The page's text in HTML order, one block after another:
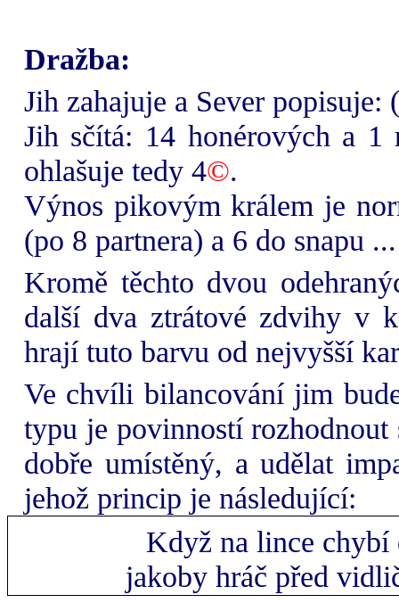
Dražba:
Jih zahajuje a Sever
Jih sčítá: 14 honérových a
ohlašuje tedy 4©.
Výnos pikovým králem je
(po 8 partnera) a 6 do snapu ...
Kromě těchto dvou
další dva ztrátové zdvihy v
hrají tuto barvu od nejvyšší
Ve chvíli bilancování jim
typu je povinností rozhodnout
dobře umístěný, a udělat
jehož princip je následující:
Když na lince chybí
jakoby hráč před